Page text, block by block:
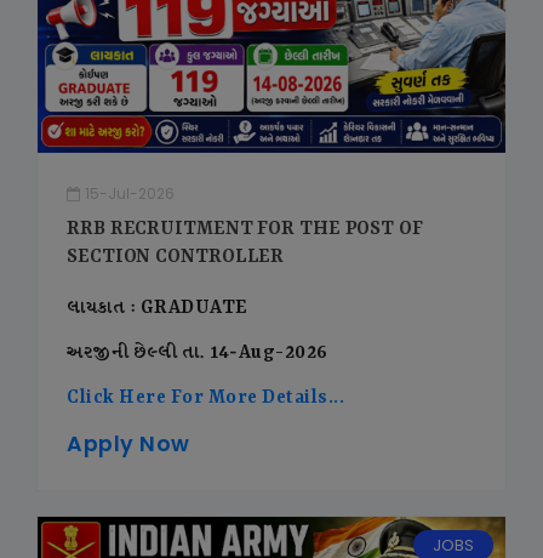
15-Jul-2026
RRB RECRUITMENT FOR THE POST OF
SECTION CONTROLLER
લાયકાત : GRADUATE
અરજીની છેલ્લી તા. 14-Aug-2026
Click Here For More Details...
Apply Now
JOBS